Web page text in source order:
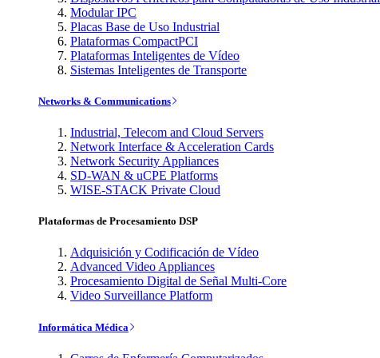
Modular IPC
Placas Base de Uso Industrial
Plataformas CompactPCI
Plataformas Inteligentes de Vídeo
Sistemas Inteligentes de Transporte
Networks & Communications
Industrial, Telecom and Cloud Servers
Network Interface & Acceleration Cards
Network Security Appliances
SD-WAN & uCPE Platforms
WISE-STACK Private Cloud
Plataformas de Procesamiento DSP
Adquisición y Codificación de Vídeo
Advanced Video Appliances
Procesamiento Digital de Señal Multi-Core
Video Surveillance Platform
Informática Médica